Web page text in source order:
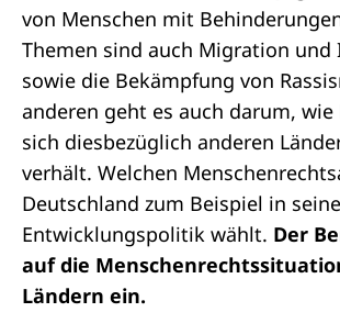
von Menschen mit
Themen sind auch Migration
sowie die Bekämpfung von
anderen geht es auch darum,
sich diesbezüglich anderen
verhält. Welchen
Deutschland zum Beispiel in
Entwicklungspolitik wählt. Der
auf die
Ländern ein.